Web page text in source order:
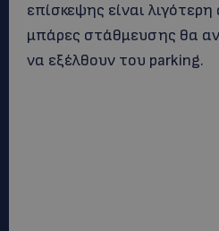
επίσκεψης είναι
μπάρες στάθμευσης θα
να εξέλθουν του parking.